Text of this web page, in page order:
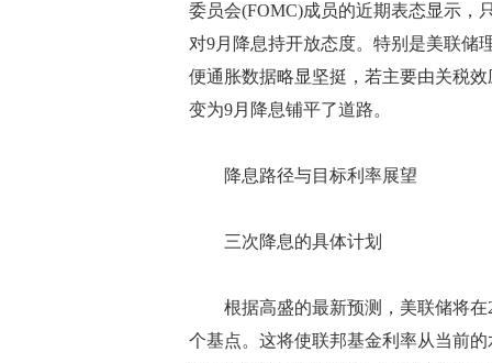
委员会(FOMC)成员的近期表态显示，
对9月降息持开放态度。特别是美联储
便通胀数据略显坚挺，若主要由关税
变为9月降息铺平了道路。
降息路径与目标利率展望
三次降息的具体计划
根据高盛的最新预测，美联储将在
个基点。这将使联邦基金利率从当前